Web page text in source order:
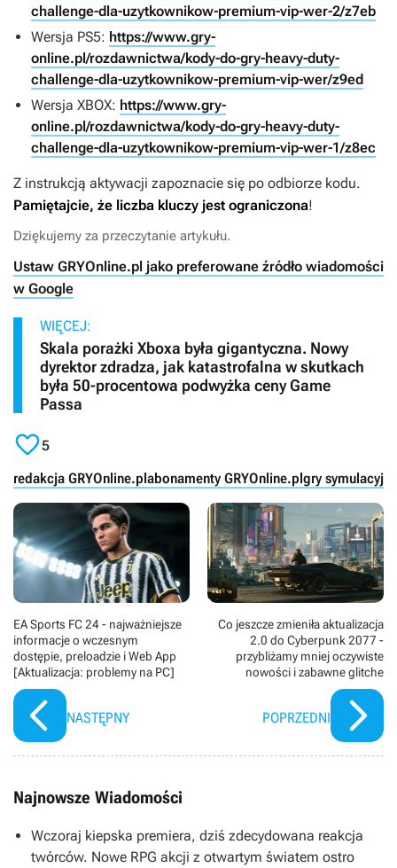
challenge-dla-uzytkownikow-premium-vip-wer-2/z7eb
Wersja PS5: https://www.gry-
online.pl/rozdawnictwa/kody-do-gry-heavy-duty-
challenge-dla-uzytkownikow-premium-vip-wer/z9ed
Wersja XBOX: https://www.gry-
online.pl/rozdawnictwa/kody-do-gry-heavy-duty-
challenge-dla-uzytkownikow-premium-vip-wer-1/z8ec
Z instrukcją aktywacji zapoznacie się po odbiorze kodu.
Pamiętajcie, że liczba kluczy jest ograniczona!
Dziękujemy za przeczytanie artykułu.
Ustaw GRYOnline.pl jako preferowane źródło wiadomości
w Google
WIĘCEJ:
Skala porażki Xboxa była gigantyczna. Nowy
dyrektor zdradza, jak katastrofalna w skutkach
była 50-procentowa podwyżka ceny Game
Passa
5
redakcja GRYOnline.plabonamenty GRYOnline.plgry symulacyjne
EA Sports FC 24 - najważniejsze
informacje o wczesnym
dostępie, preloadzie i Web App
[Aktualizacja: problemy na PC]
NASTĘPNY
Co jeszcze zmieniła aktualizacja
2.0 do Cyberpunk 2077 -
przybliżamy mniej oczywiste
nowości i zabawne glitche
POPRZEDNI
Najnowsze Wiadomości
Wczoraj kiepska premiera, dziś zdecydowana reakcja
twórców. Nowe RPG akcji z otwartym światem ostro